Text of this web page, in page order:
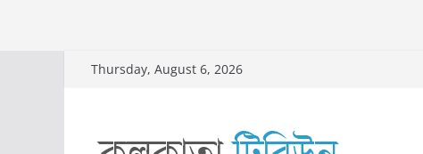
Thursday, August 6, 2026